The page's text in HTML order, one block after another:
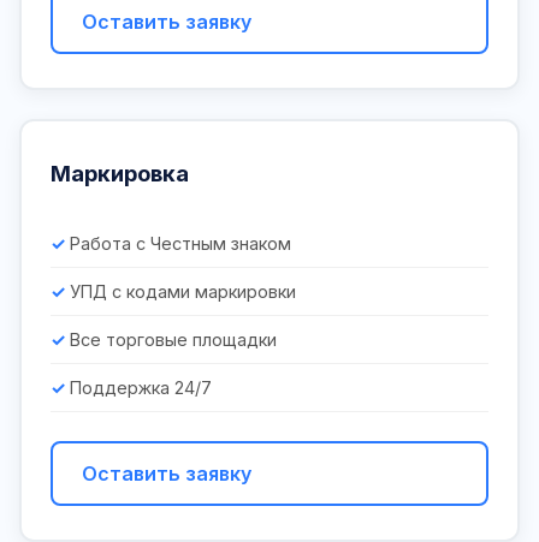
Оставить заявку
Маркировка
Работа с Честным знаком
УПД с кодами маркировки
Все торговые площадки
Поддержка 24/7
Оставить заявку